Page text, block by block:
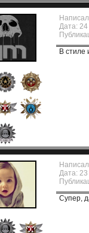
Дата:
В стиле
Дата:
Супер,